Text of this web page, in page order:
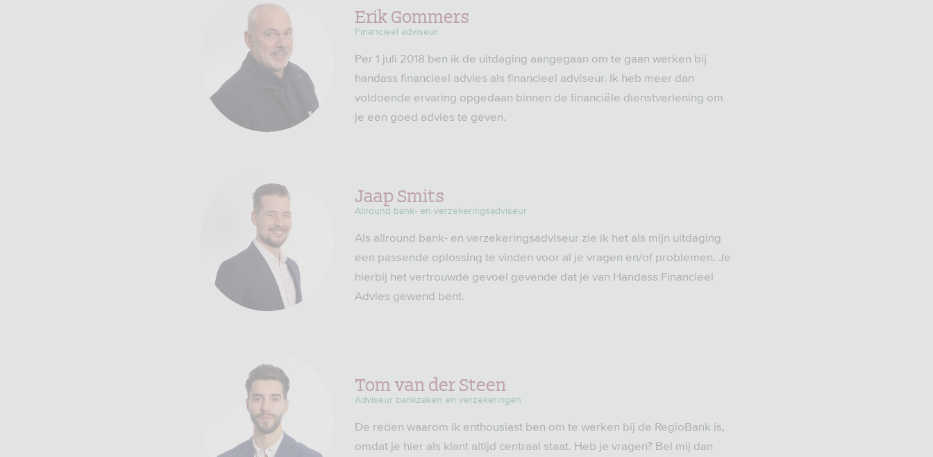
Erik Gommers
Financieel adviseur
Per 1 juli 2018 ben ik de uitdaging aangegaan om te gaan werken bij
handass financieel advies als financieel adviseur. Ik heb meer dan
voldoende ervaring opgedaan binnen de financiële dienstverlening om
je een goed advies te geven.
Jaap Smits
Allround bank- en verzekeringsadviseur
Als allround bank- en verzekeringsadviseur zie ik het als mijn uitdaging
een passende oplossing te vinden voor al je vragen en/of problemen. Je
hierbij het vertrouwde gevoel gevende dat je van Handass Financieel
Advies gewend bent.
Tom van der Steen
Adviseur bankzaken en verzekeringen
De reden waarom ik enthousiast ben om te werken bij de RegioBank is,
omdat je hier als klant altijd centraal staat. Heb je vragen? Bel mij dan